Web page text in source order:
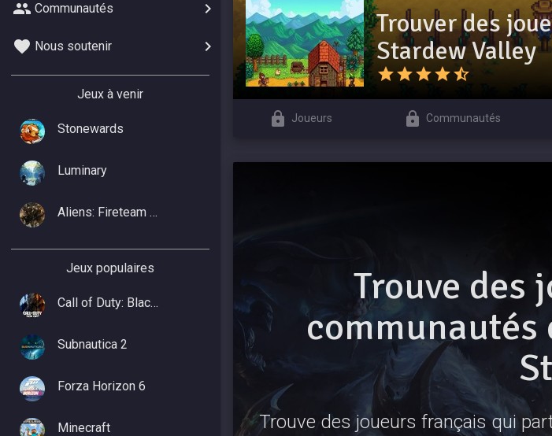
Communautés
Nous soutenir
Jeux à venir
Stonewards
Luminary
Aliens: Fireteam Elite 2
Jeux populaires
Call of Duty: Black Ops 7
Subnautica 2
Forza Horizon 6
Minecraft
Trouver des
Stardew Valley
Joueurs Communautés
Trouve des
communautés
Trouve des joueurs français qui